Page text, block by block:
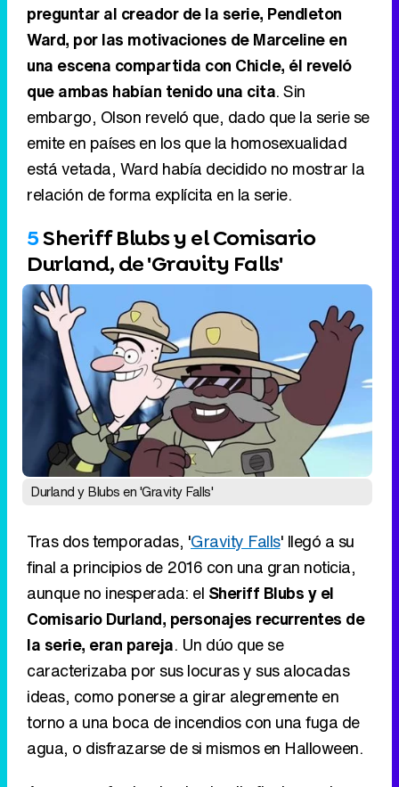
preguntar al creador de la serie, Pendleton
Ward, por las motivaciones de Marceline en
una escena compartida con Chicle, él reveló
que ambas habían tenido una cita. Sin
embargo, Olson reveló que, dado que la serie se
emite en países en los que la homosexualidad
está vetada, Ward había decidido no mostrar la
relación de forma explícita en la serie.
5Sheriff Blubs y el Comisario
Durland, de 'Gravity Falls'
Durland y Blubs en 'Gravity Falls'
Tras dos temporadas, 'Gravity Falls' llegó a su
final a principios de 2016 con una gran noticia,
aunque no inesperada: el Sheriff Blubs y el
Comisario Durland, personajes recurrentes de
la serie, eran pareja. Un dúo que se
caracterizaba por sus locuras y sus alocadas
ideas, como ponerse a girar alegremente en
torno a una boca de incendios con una fuga de
agua, o disfrazarse de si mismos en Halloween.